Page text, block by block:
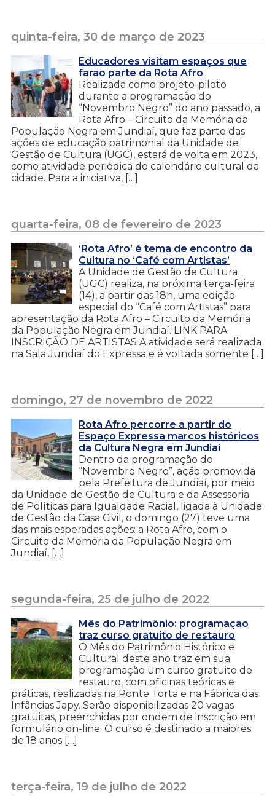
quinta-feira, 30 de março de 2023
Educadores visitam espaços que
farão parte da Rota Afro
Realizada como projeto-piloto
durante a programação do
“Novembro Negro” do ano passado, a
Rota Afro – Circuito da Memória da
População Negra em Jundiaí, que faz parte das
ações de educação patrimonial da Unidade de
Gestão de Cultura (UGC), estará de volta em 2023,
como atividade periódica do calendário cultural da
cidade. Para a iniciativa, […]
quarta-feira, 08 de fevereiro de 2023
‘Rota Afro’ é tema de encontro da
Cultura no ‘Café com Artistas’
A Unidade de Gestão de Cultura
(UGC) realiza, na próxima terça-feira
(14), a partir das 18h, uma edição
especial do “Café com Artistas” para
apresentação da Rota Afro – Circuito da Memória
da População Negra em Jundiaí. LINK PARA
INSCRIÇÃO DE ARTISTAS A atividade será realizada
na Sala Jundiaí do Expressa e é voltada somente […]
domingo, 27 de novembro de 2022
Rota Afro percorre a partir do
Espaço Expressa marcos históricos
da Cultura Negra em Jundiaí
Dentro da programação do
“Novembro Negro”, ação promovida
pela Prefeitura de Jundiaí, por meio
da Unidade de Gestão de Cultura e da Assessoria
de Políticas para Igualdade Racial, ligada à Unidade
de Gestão da Casa Civil, o domingo (27) teve uma
das mais esperadas ações: a Rota Afro, com o
Circuito da Memória da População Negra em
Jundiaí, […]
segunda-feira, 25 de julho de 2022
Mês do Patrimônio: programação
traz curso gratuito de restauro
O Mês do Patrimônio Histórico e
Cultural deste ano traz em sua
programação um curso gratuito de
restauro, com oficinas teóricas e
práticas, realizadas na Ponte Torta e na Fábrica das
Infâncias Japy. Serão disponibilizadas 20 vagas
gratuitas, preenchidas por ondem de inscrição em
formulário on-line. O curso é destinado a maiores
de 18 anos […]
terça-feira, 19 de julho de 2022